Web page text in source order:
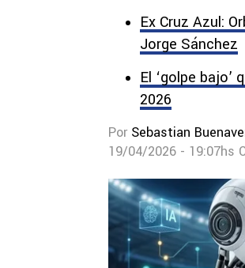
Ex Cruz Azul:
Jorge Sánchez
El ‘golpe
2026
Por Sebastian
19/04/2026 - 19:07hs